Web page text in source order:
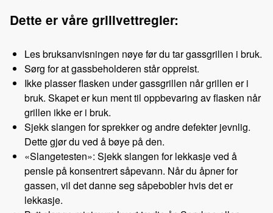
Dette er våre grillvettregler:
Les bruksanvisningen nøye før du tar gassgrillen i bruk.
Sørg for at gassbeholderen står oppreist.
Ikke plasser flasken under gassgrillen når grillen er i
bruk. Skapet er kun ment til oppbevaring av flasken når
grillen ikke er i bruk.
Sjekk slangen for sprekker og andre defekter jevnlig.
Dette gjør du ved å bøye på den.
«Slangetesten»: Sjekk slangen for lekkasje ved å
pensle på konsentrert såpevann. Når du åpner for
gassen, vil det danne seg såpebobler hvis det er
lekkasje.